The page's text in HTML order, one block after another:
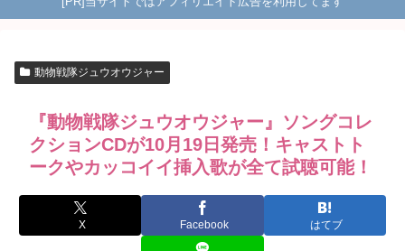
動物戦隊ジュウオウジャー
『動物戦隊ジュウオウジャー』ソングコレ
クションCDが10月19日発売！キャストト
ークやカッコイイ挿入歌が全て試聴可能！
X Facebook はてブ